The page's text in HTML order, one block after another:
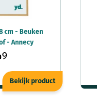
cm - Beuken
- Annecy
Bekijk product